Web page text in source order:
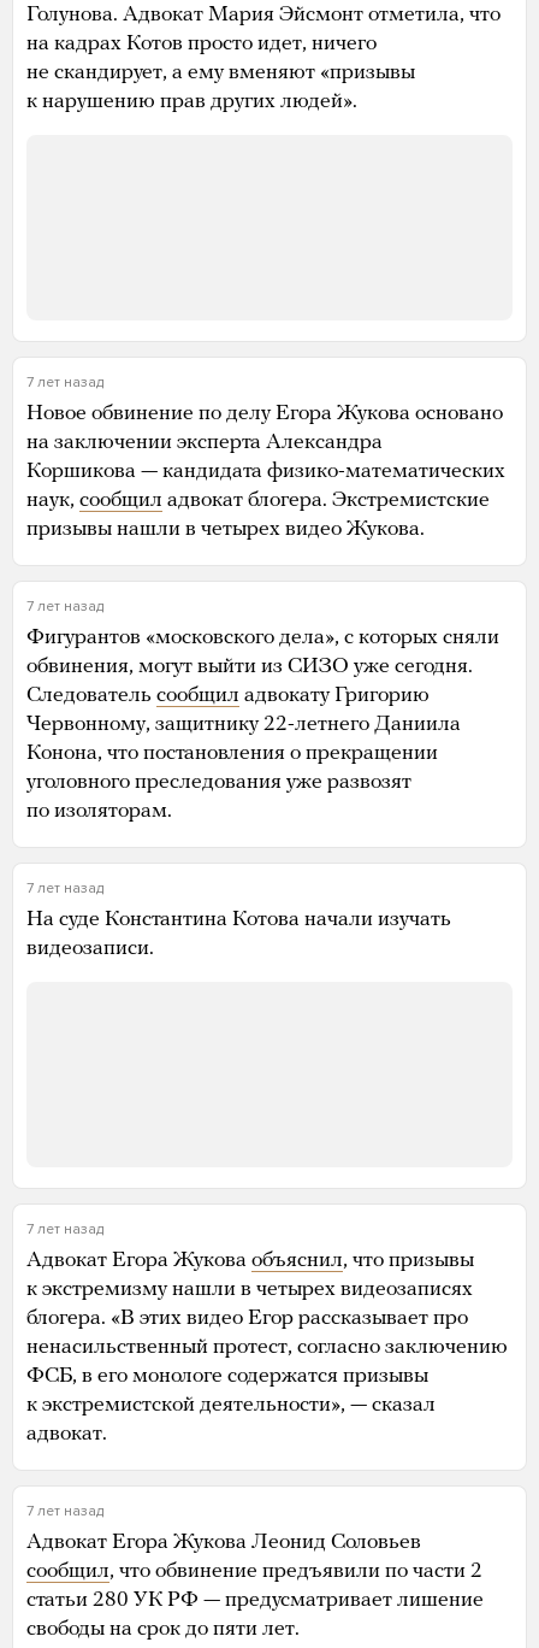
Голунова. Адвокат Мария Эйсмонт отметила, что
на кадрах Котов просто идет, ничего
не скандирует, а ему вменяют «призывы
к нарушению прав других людей».
7 лет назад
Новое обвинение по делу Егора Жукова основано
на заключении эксперта Александра
Коршикова — кандидата физико-математических
наук, сообщил адвокат блогера. Экстремистские
призывы нашли в четырех видео Жукова.
7 лет назад
Фигурантов «московского дела», с которых сняли
обвинения, могут выйти из СИЗО уже сегодня.
Следователь сообщил адвокату Григорию
Червонному, защитнику 22-летнего Даниила
Конона, что постановления о прекращении
уголовного преследования уже развозят
по изоляторам.
7 лет назад
На суде Константина Котова начали изучать
видеозаписи.
7 лет назад
Адвокат Егора Жукова объяснил, что призывы
к экстремизму нашли в четырех видеозаписях
блогера. «В этих видео Егор рассказывает про
ненасильственный протест, согласно заключению
ФСБ, в его монологе содержатся призывы
к экстремистской деятельности», — сказал
адвокат.
7 лет назад
Адвокат Егора Жукова Леонид Соловьев
сообщил, что обвинение предъявили по части 2
статьи 280 УК РФ — предусматривает лишение
свободы на срок до пяти лет.